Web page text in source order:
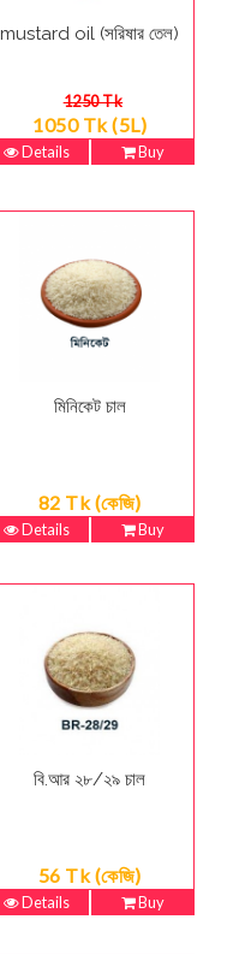
mustard oil (সরিষার তেল)
1250 Tk
1050 Tk (5L)
Details Buy
মিনিকেট চাল
82 Tk (কেজি)
Details Buy
বি.আর ২৮/২৯ চাল
56 Tk (কেজি)
Details Buy